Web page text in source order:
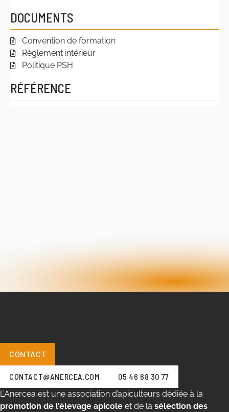
DOCUMENTS
Convention de formation
Règlement intérieur
Politique PSH
RÉFÉRENCE
CONTACT
CONTACT@ANERCEA.COM
05 46 68 30 77
L’Anercea est une association d’apiculteurs dédiée à la
promotion de l’élevage apicole et de la sélection des